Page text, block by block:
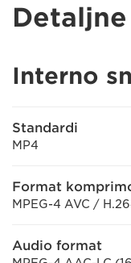
Interno
Standardi
MP4
Format
MPEG-4 AVC /
Audio format